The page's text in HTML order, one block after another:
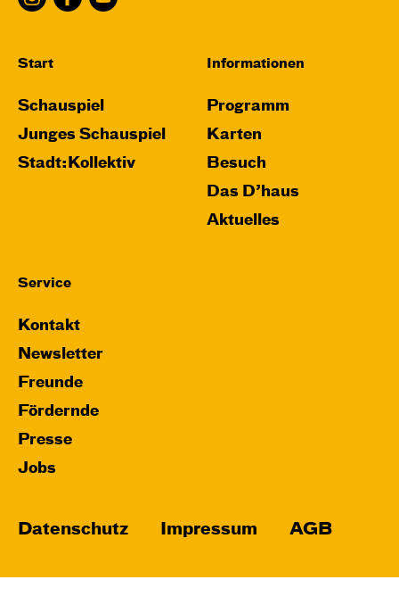
Start
Schauspiel
Junges Schauspiel
Stadt:Kollektiv
Informationen
Programm
Karten
Besuch
Das D’haus
Aktuelles
Service
Kontakt
Newsletter
Freunde
Fördernde
Presse
Jobs
Datenschutz Impressum AGB